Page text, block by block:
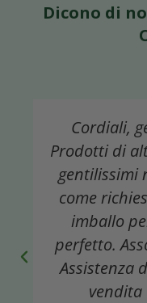
Dicono di
Ho
legno..
utilizzare
descrizione.
un po' in
mentre